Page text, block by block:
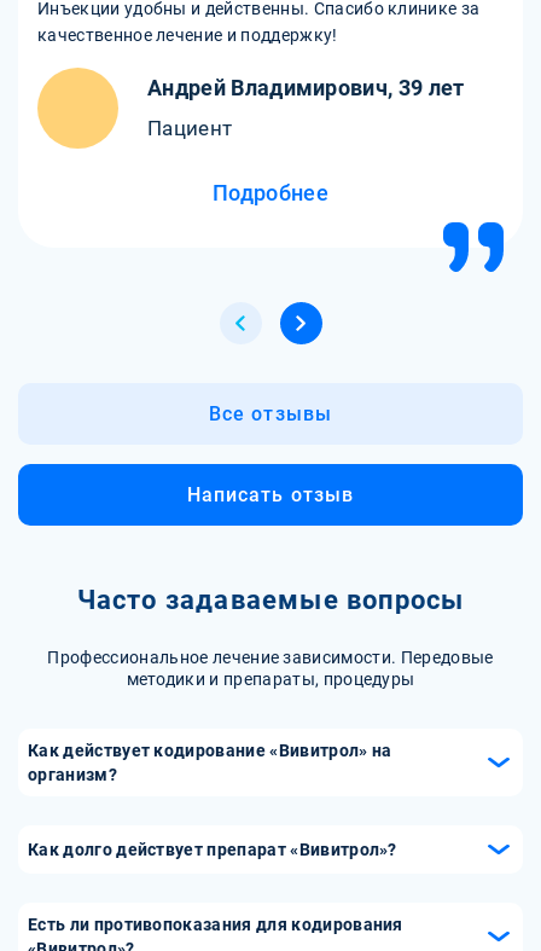
Инъекции удобны и действенны. Спасибо клинике за
качественное лечение и поддержку!
Андрей Владимирович, 39 лет
Пациент
Подробнее
Все отзывы
Написать отзыв
Часто задаваемые вопросы
Профессиональное лечение зависимости. Передовые
методики и препараты, процедуры
Как действует кодирование «Вивитрол» на
организм?
препарата, содержащего налтрексон, который блокирует
алкоголя, снижая тягу к нему. В результате человек
Как долго действует препарат «Вивитрол»?
инъекции, и его действие продолжается в течение этого
Есть ли противопоказания для кодирования